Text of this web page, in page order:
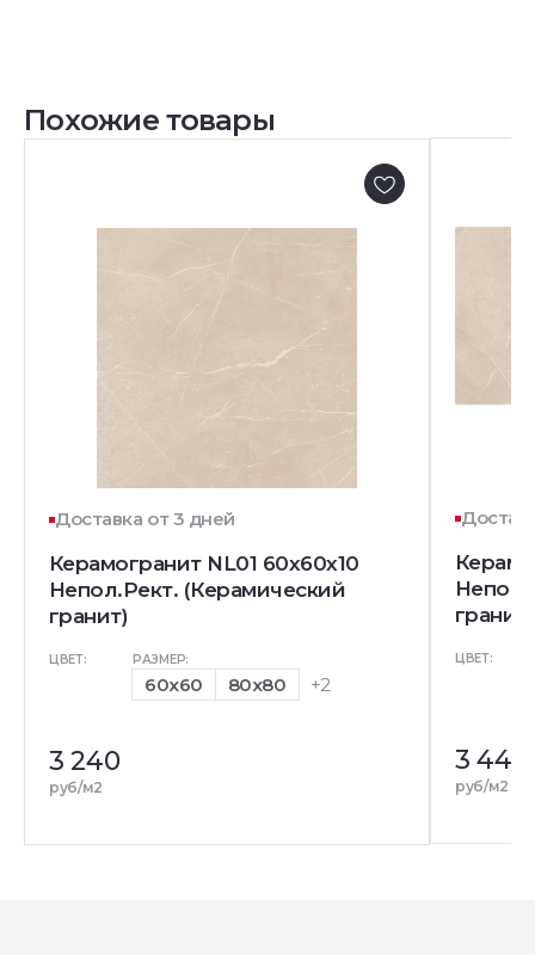
Похожие товары
Доставка от 3 дней
Керамогранит NL01 60x60x10
Непол.Рект. (Керамический
гранит)
ЦВЕТ: РАЗМЕР:
60x60 80x80 +2
3 240
руб/м2
гранит)
ЦВЕТ:
3 440
руб/м2